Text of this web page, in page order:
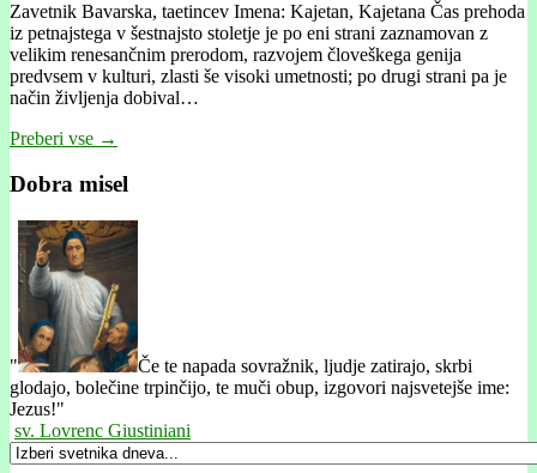
Zavetnik Bavarska, taetincev Imena: Kajetan, Kajetana Čas prehoda
iz petnajstega v šestnajsto stoletje je po eni strani zaznamovan z
velikim renesančnim prerodom, razvojem človeškega genija
predvsem v kulturi, zlasti še visoki umetnosti; po drugi strani pa je
način življenja dobival…
Preberi vse →
Dobra misel
"
Če te napada sovražnik, ljudje zatirajo, skrbi
glodajo, bolečine trpinčijo, te muči obup, izgovori najsvetejše ime:
Jezus!"
sv. Lovrenc Giustiniani